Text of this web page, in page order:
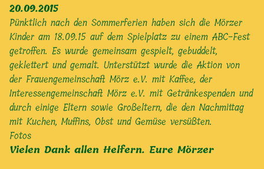
20.09.2015
Pünktlich nach den Sommerferien haben sich die Mörzer
Kinder am 18.09.15 auf dem Spielplatz zu einem ABC-Fest
getroffen. Es wurde gemeinsam gespielt, gebuddelt,
geklettert und gemalt. Unterstützt wurde die Aktion von
der Frauengemeinschaft Mörz e.V. mit Kaffee, der
Interessengemeinschaft Mörz e.V. mit Getränkespenden und
durch einige Eltern sowie Großeltern, die den Nachmittag
mit Kuchen, Muffins, Obst und Gemüse versüßten.
Fotos
Vielen Dank allen Helfern. Eure Mörzer